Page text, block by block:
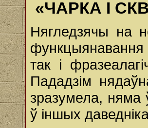
«ЧАРКА І
Нягледзячы на
так і
Пададзім
зразумела, няма
ў іншых